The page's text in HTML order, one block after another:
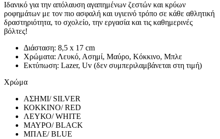
Ιδανικό για την απόλαυση αγαπημένων ζεστών και κρύων
ροφημάτων με τον πιο ασφαλή και υγιεινό τρόπο σε κάθε αθλητική
δραστηριότητα, το σχολείο, την εργασία και τις καθημερινές
βόλτες!
Διάσταση: 8,5 x 17 cm
Χρώματα: Λευκό, Ασημί, Μαύρο, Κόκκινο, Μπλε
Εκτύπωση: Lazer, Uv (δεν συμπεριλαμβάνεται στη τιμή)
Χρώμα
ΑΣΗΜΙ/ SILVER
ΚΟΚΚΙΝΟ/ RED
ΛΕΥΚΟ/ WHITE
ΜΑΥΡΟ/ BLACK
ΜΠΛΕ/ BLUE